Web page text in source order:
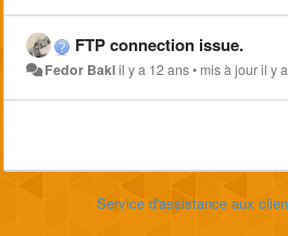
FTP connection issue.
Fedor Baklil y a 12 ans• mis à jouril y
Service d'assistance aux